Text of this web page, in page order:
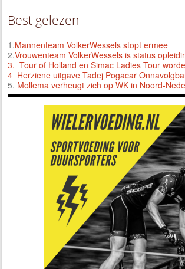
Best gelezen
1.Mannenteam VolkerWessels stopt ermee
2.Vrouwenteam VolkerWessels is status
3. Tour of Holland en Simac Ladies Tour
4 Herziene uitgave Tadej Pogacar
5. Mollema verheugt zich op WK in Noord-